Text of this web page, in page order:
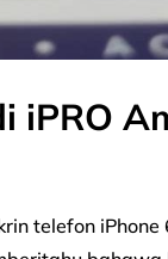
iPRO
telefon